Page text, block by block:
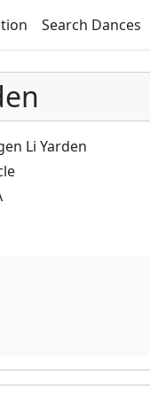
Search Dances
Li Yarden